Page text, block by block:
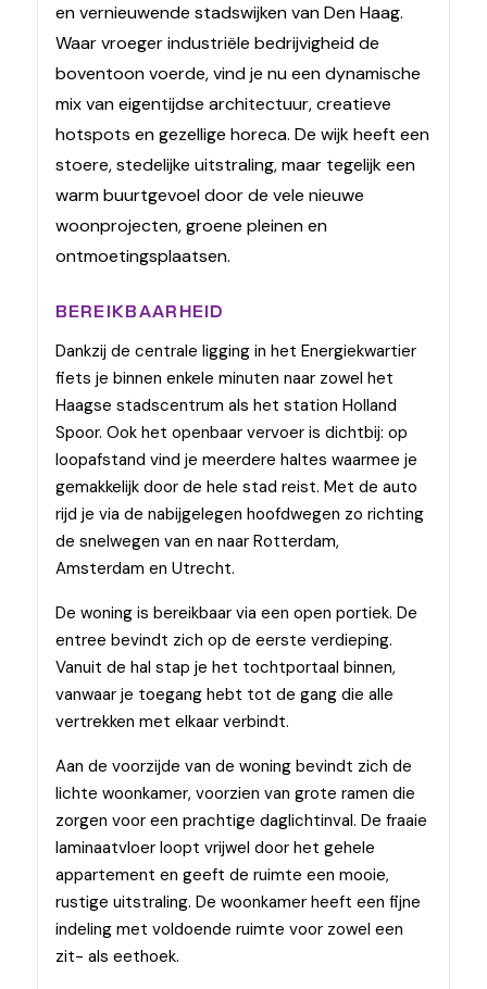
en vernieuwende stadswijken van Den Haag.
Waar vroeger industriële bedrijvigheid de
boventoon voerde, vind je nu een dynamische
mix van eigentijdse architectuur, creatieve
hotspots en gezellige horeca. De wijk heeft een
stoere, stedelijke uitstraling, maar tegelijk een
warm buurtgevoel door de vele nieuwe
woonprojecten, groene pleinen en
ontmoetingsplaatsen.
BEREIKBAARHEID
Dankzij de centrale ligging in het Energiekwartier
fiets je binnen enkele minuten naar zowel het
Haagse stadscentrum als het station Holland
Spoor. Ook het openbaar vervoer is dichtbij: op
loopafstand vind je meerdere haltes waarmee je
gemakkelijk door de hele stad reist. Met de auto
rijd je via de nabijgelegen hoofdwegen zo richting
de snelwegen van en naar Rotterdam,
Amsterdam en Utrecht.
De woning is bereikbaar via een open portiek. De
entree bevindt zich op de eerste verdieping.
Vanuit de hal stap je het tochtportaal binnen,
vanwaar je toegang hebt tot de gang die alle
vertrekken met elkaar verbindt.
Aan de voorzijde van de woning bevindt zich de
lichte woonkamer, voorzien van grote ramen die
zorgen voor een prachtige daglichtinval. De fraaie
laminaatvloer loopt vrijwel door het gehele
appartement en geeft de ruimte een mooie,
rustige uitstraling. De woonkamer heeft een fijne
indeling met voldoende ruimte voor zowel een
zit- als eethoek.